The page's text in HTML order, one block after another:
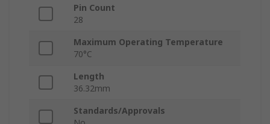
Pin Count
28
Maximum Operating Temperature
70°C
Length
36.32mm
Standards/Approvals